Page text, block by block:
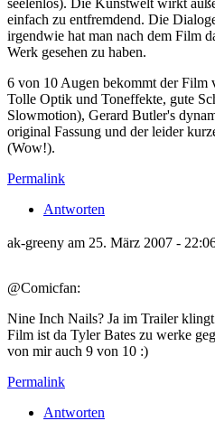
seelenlos). Die Kunstwelt wirkt
einfach zu entfremdend. Die
irgendwie hat man nach dem Film
Werk gesehen zu haben.
6 von 10 Augen bekommt der Film
Tolle Optik und Toneffekte, gute
Slowmotion), Gerard Butler's
original Fassung und der leider
(Wow!).
Permalink
Antworten
ak-greeny am 25. März 2007 -
@Comicfan:
Nine Inch Nails? Ja im Trailer
Film ist da Tyler Bates zu werke
von mir auch 9 von 10 :)
Permalink
Antworten